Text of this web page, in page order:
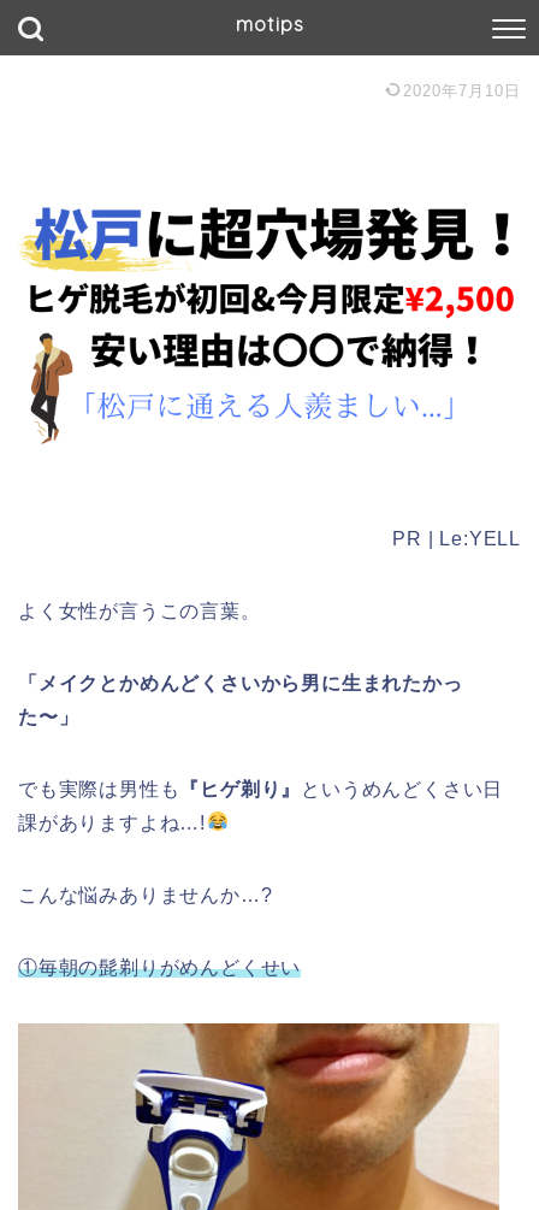
motips
2020年7月10日
PR | Le:YELL
よく女性が言うこの言葉。
「メイクとかめんどくさいから男に生まれたかっ
た〜」
でも実際は男性も 『ヒゲ剃り』
というめんどくさい日
課がありますよね…!
こんな悩みありませんか…?
①毎朝の髭剃りがめんどくせい